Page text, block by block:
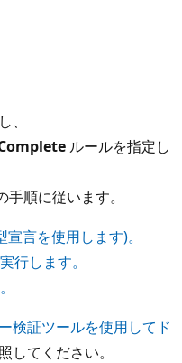
、
ルールを指定し
順に従います。
言を使用します)。
行します。
検証ツールを使用してド
してください。